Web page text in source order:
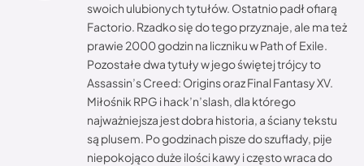
swoich ulubionych tytułów. Ostatnio padł ofiarą
Factorio. Rzadko się do tego przyznaje, ale ma też
prawie 2000 godzin na liczniku w Path of Exile.
Pozostałe dwa tytuły w jego świętej trójcy to
Assassin’s Creed: Origins oraz Final Fantasy XV.
Miłośnik RPG i hack’n’slash, dla którego
najważniejsza jest dobra historia, a ściany tekstu
są plusem. Po godzinach pisze do szuflady, pije
niepokojąco duże ilości kawy i często wraca do